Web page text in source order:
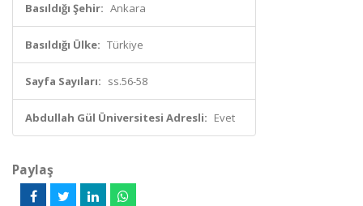
Basıldığı Şehir: Ankara
Basıldığı Ülke: Türkiye
Sayfa Sayıları: ss.56-58
Abdullah Gül Üniversitesi Adresli: Evet
Paylaş